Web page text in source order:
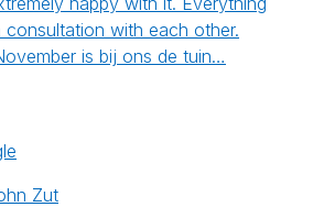
with each other.
is bij ons de tuin…
Zut